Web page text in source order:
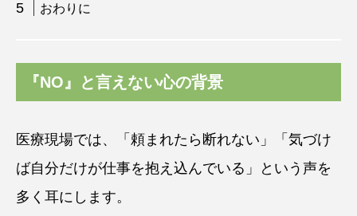
おわりに
『NO』と言えない心の背景
医療現場では、「頼まれたら断れない」「気づけ
ば自分だけが仕事を抱え込んでいる」という声を
多く耳にします。